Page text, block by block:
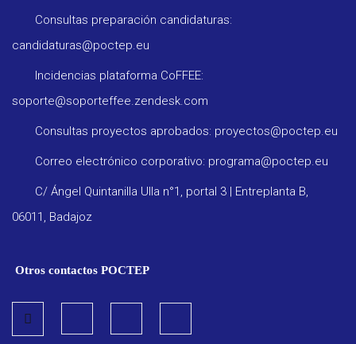
Consultas preparación candidaturas:
candidaturas@poctep.eu
Incidencias plataforma CoFFEE:
soporte@soporteffee.zendesk.com
Consultas proyectos aprobados: proyectos@poctep.eu
Correo electrónico corporativo: programa@poctep.eu
C/ Ángel Quintanilla Ulla n°1, portal 3 | Entreplanta B,
06011, Badajoz
Otros contactos POCTEP